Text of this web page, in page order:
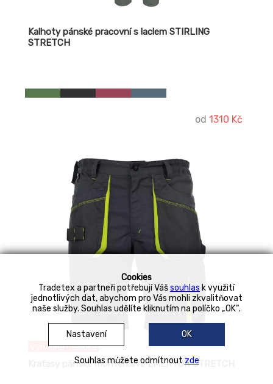
Cookies
Tradetex a partneři potřebují Vášsouhlas k využití
jednotlivých dat, abychom pro Vás mohli zkvalitňovat
naše služby. Souhlas udělíte kliknutím na políčko „OK“.
Nastavení OK
Souhlas můžete odmítnout zde
Kalhoty pánské pracovní s laclem STIRLING
STRETCH
od 1310 Kč
Výhodná nabídka
Kraťasy pánské montérkové EMERTON STRETCH